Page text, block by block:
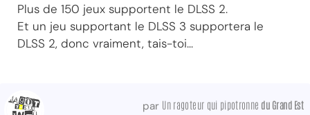
Plus de 150 jeux supportent le DLSS 2.
Et un jeu supportant le DLSS 3 supportera le
DLSS 2, donc vraiment, tais-toi...
par Un ragoteur qui pipotronne du Grand Est